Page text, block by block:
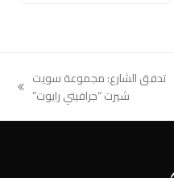
تدفق الشارع: مجموعة سويت
شيرت “جرافيتي رايوت”